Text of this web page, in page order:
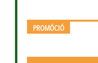
PROMÓCIÓ